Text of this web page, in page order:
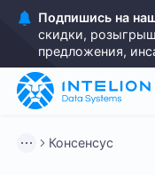
Подпишись на
скидки,
предложения,
Консенсус